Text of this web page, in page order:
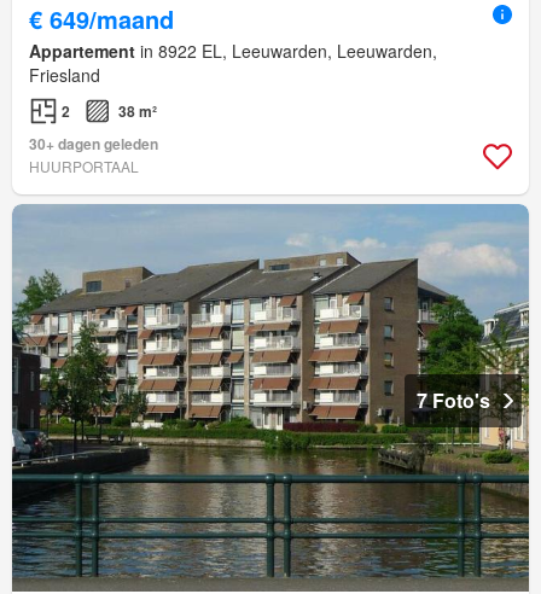
€ 649/maand
Appartement in 8922 EL, Leeuwarden, Leeuwarden,
Friesland
2
38 m²
30+ dagen geleden
HUURPORTAAL
7 Foto's